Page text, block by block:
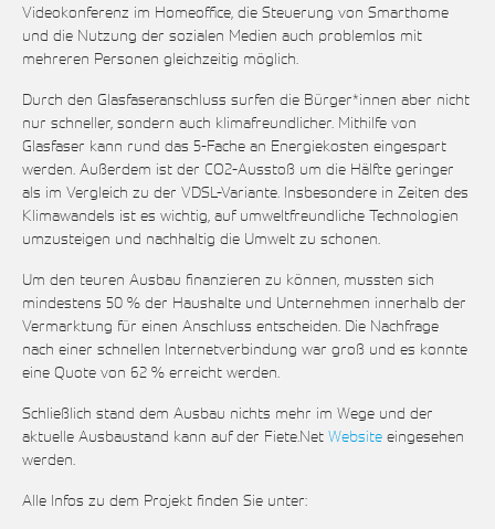
Videokonferenz im Homeoffice, die Steuerung von Smarthome
und die Nutzung der sozialen Medien auch problemlos mit
mehreren Personen gleichzeitig möglich.
Durch den Glasfaseranschluss surfen die Bürger*innen aber nicht
nur schneller, sondern auch klimafreundlicher. Mithilfe von
Glasfaser kann rund das 5-Fache an Energiekosten eingespart
werden. Außerdem ist der CO2-Ausstoß um die Hälfte geringer
als im Vergleich zu der VDSL-Variante. Insbesondere in Zeiten des
Klimawandels ist es wichtig, auf umweltfreundliche Technologien
umzusteigen und nachhaltig die Umwelt zu schonen.
Um den teuren Ausbau finanzieren zu können, mussten sich
mindestens 50 % der Haushalte und Unternehmen innerhalb der
Vermarktung für einen Anschluss entscheiden. Die Nachfrage
nach einer schnellen Internetverbindung war groß und es konnte
eine Quote von 62 % erreicht werden.
Schließlich stand dem Ausbau nichts mehr im Wege und der
aktuelle Ausbaustand kann auf der Fiete.Net Website eingesehen
werden.
Alle Infos zu dem Projekt finden Sie unter: